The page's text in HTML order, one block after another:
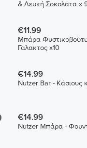
& Λευκή Σοκολάτα x
€11.99
Μπάρα
Γάλακτος x10
€14.99
Nutzer Bar - Κάσιους
€14.99
Nutzer Μπάρα -